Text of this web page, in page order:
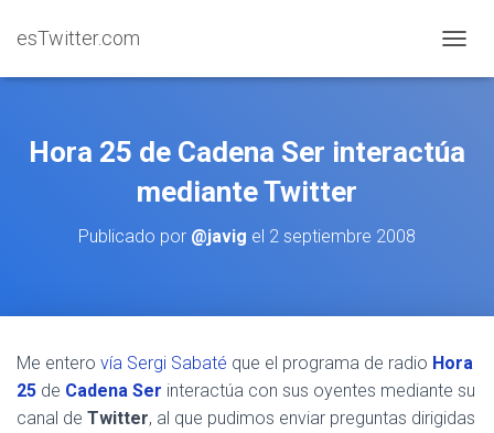
esTwitter.com
Hora 25 de Cadena Ser interactúa
mediante Twitter
Publicado por @javig el 2 septiembre 2008
Me entero vía Sergi Sabaté que el programa de radio Hora
25 de Cadena Ser interactúa con sus oyentes mediante su
canal de Twitter, al que pudimos enviar preguntas dirigidas